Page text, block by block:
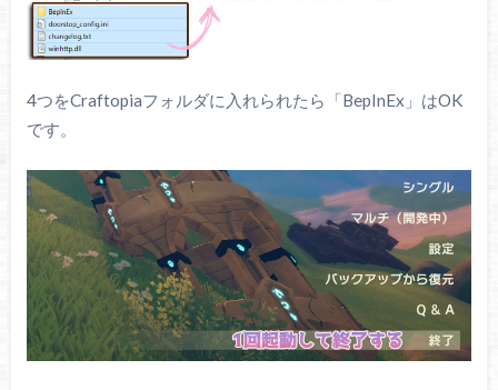
4つをCraftopiaフォルダに入れられたら「BepInEx」はOK
です。